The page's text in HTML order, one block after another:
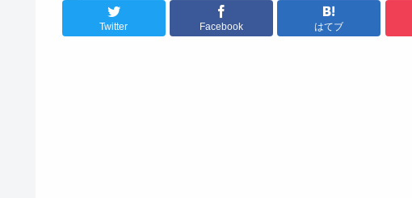
韓国ドラマ
Twitter Facebook はてブ